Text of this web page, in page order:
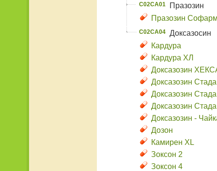
C02CA01
Празозин
Празозин
C02CA04 Доксазосин
Кардура
Кардура ХЛ
Доксазозин
Доксазозин
Доксазозин
Доксазозин
Доксазозин -
Дозон
Камирен XL
Зоксон 2
Зоксон 4